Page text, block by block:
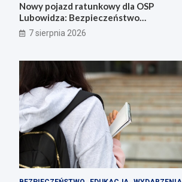
Nowy pojazd ratunkowy dla OSP
Lubowidza: Bezpieczeństwo
mieszkańców na wyższym poziomie
7 sierpnia 2026